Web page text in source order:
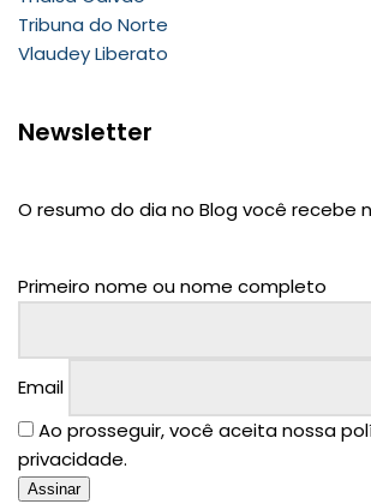
Tribuna do Norte
Vlaudey Liberato
Newsletter
O resumo do dia no Blog você recebe
Primeiro nome ou nome completo
Email
Ao prosseguir, você aceita nossa
privacidade.